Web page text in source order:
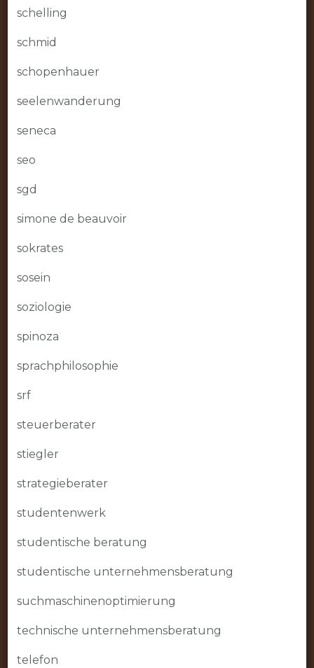
schelling
schmid
schopenhauer
seelenwanderung
seneca
seo
sgd
simone de beauvoir
sokrates
sosein
soziologie
spinoza
sprachphilosophie
srf
steuerberater
stiegler
strategieberater
studentenwerk
studentische beratung
studentische unternehmensberatung
suchmaschinenoptimierung
technische unternehmensberatung
telefon